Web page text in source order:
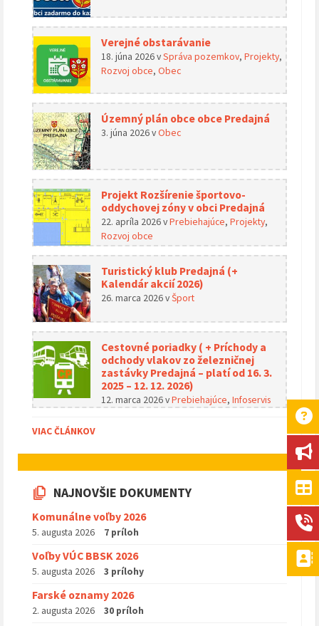
Verejné obstarávanie
18. júna 2026vSpráva pozemkov, Projekty,
Rozvoj obce, Obec
Územný plán obce obce Predajná
3. júna 2026vObec
Projekt Rozšírenie športovo-
oddychovej zóny v obci Predajná
22. apríla 2026vPrebiehajúce, Projekty,
Rozvoj obce
Turistický klub Predajná (+
Kalendár akcií 2026)
26. marca 2026vŠport
Cestovné poriadky ( + Príchody a
odchody vlakov zo železničnej
zastávky Predajná – platí od 16. 3.
2025 – 12. 12. 2026)
12. marca 2026vPrebiehajúce, Infoservis
VIAC ČLÁNKOV
NAJNOVŠIE DOKUMENTY
Komunálne voľby 2026
5. augusta 2026 7 príloh
Voľby VÚC BBSK 2026
5. augusta 2026 3 prílohy
Farské oznamy 2026
2. augusta 2026 30 príloh